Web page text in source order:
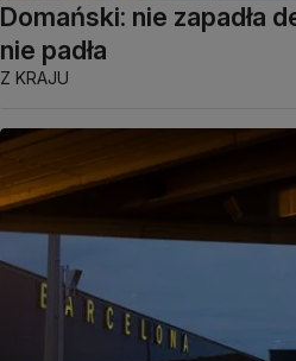
Domański: nie zapadła
nie padła
Z KRAJU